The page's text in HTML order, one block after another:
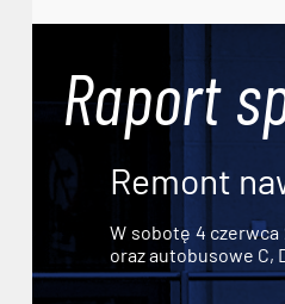
Raport
Remont
W sobotę 4 czerwca
oraz autobusowe C,